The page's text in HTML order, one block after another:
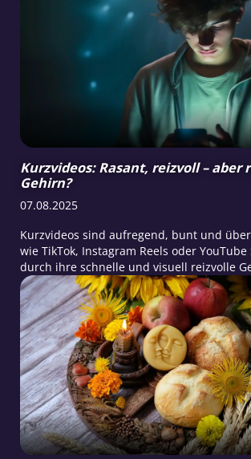
Kurzvideos: Rasant, reizvoll – aber
Gehirn?
07.08.2025
Kurzvideos sind aufregend, bunt und
wie TikTok, Instagram Reels oder
durch ihre schnelle und visuell reizvolle
genau diese Eigenschaften bergen
Gehirn.